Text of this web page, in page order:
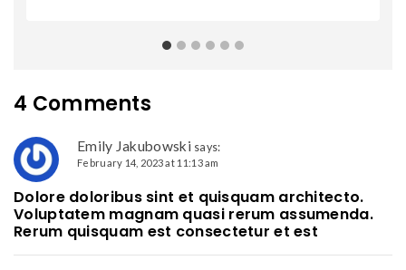
4 Comments
Emily Jakubowski says:
February 14, 2023 at 11:13 am
Dolore doloribus sint et quisquam architecto.
Voluptatem magnam quasi rerum assumenda.
Rerum quisquam est consectetur et est